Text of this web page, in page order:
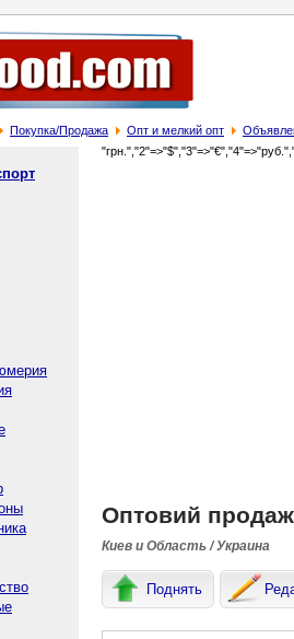
Покупка/Продажа Опт и мелкий опт
Оптовий
Киев и Область / Украина
Поднять